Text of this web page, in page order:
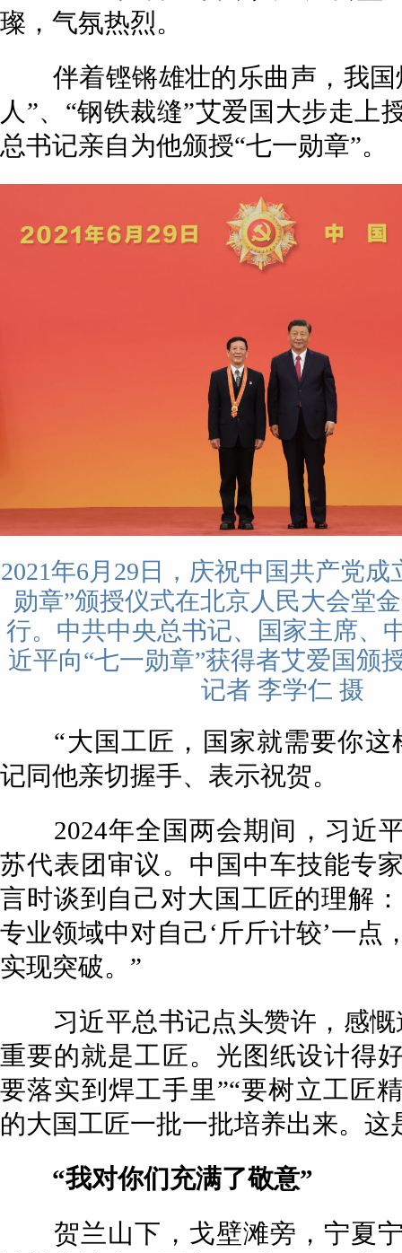
璨，气氛热烈。
伴着铿锵雄壮的乐曲声，我国
人”、“钢铁裁缝”艾爱国大步走上
总书记亲自为他颁授“七一勋章”。
2021年6月29日，庆祝中国共产党成
勋章”颁授仪式在北京人民大会堂
行。中共中央总书记、国家主席、
近平向“七一勋章”获得者艾爱国颁
记者 李学仁 摄
“大国工匠，国家就需要你这
记同他亲切握手、表示祝贺。
2024年全国两会期间，习近
苏代表团审议。中国中车技能专
言时谈到自己对大国工匠的理解：
专业领域中对自己‘斤斤计较’一点
实现突破。”
习近平总书记点头赞许，感慨
重要的就是工匠。光图纸设计得
要落实到焊工手里”“要树立工匠
的大国工匠一批一批培养出来。这
“我对你们充满了敬意”
贺兰山下，戈壁滩旁，宁夏宁